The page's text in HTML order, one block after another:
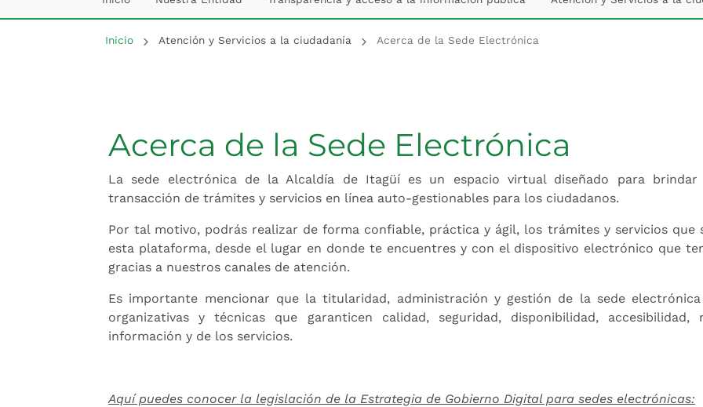
Inicio Atención y Servicios a la ciudadanía Acerca de la Sede Electrónica
Acerca de la Sede Electrónica
La sede electrónica de la Alcaldía de Itagüí es un espacio virtual diseñado para brindar
transacción de trámites y servicios en línea auto-gestionables para los ciudadanos.
Por tal motivo, podrás realizar de forma confiable, práctica y ágil, los trámites y servicios
esta plataforma, desde el lugar en donde te encuentres y con el dispositivo electrónico que
gracias a nuestros canales de atención.
Es importante mencionar que la titularidad, administración y gestión de la sede
organizativas y técnicas que garanticen calidad, seguridad, disponibilidad,
información y de los servicios.
Aquí puedes conocer la legislación de la Estrategia de Gobierno Digital para sedes electrónicas: